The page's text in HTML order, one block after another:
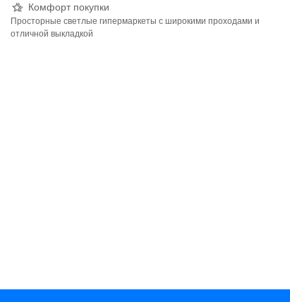
Комфорт покупки
Просторные светлые гипермаркеты с широкими проходами и
отличной выкладкой